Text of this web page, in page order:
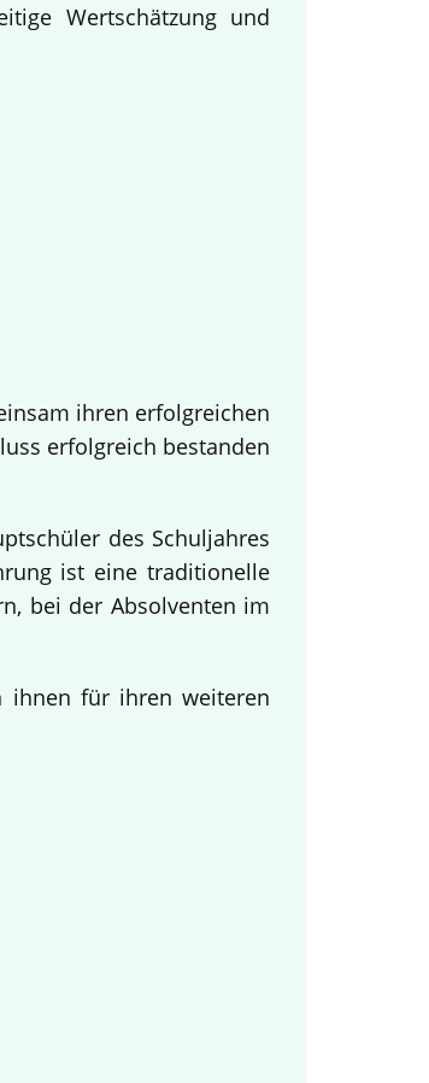
Wertschätzung und
ihren erfolgreichen
erfolgreich bestanden
des Schuljahres
ist eine traditionelle
bei der Absolventen im
ihnen für ihren weiteren